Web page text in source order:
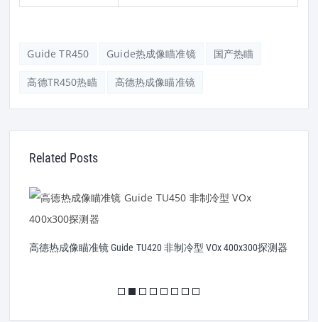
Guide TR450 Guide热成像瞄准镜 国产热瞄
高德TR450热瞄 高德热成像瞄准镜
Related Posts
高德热成像瞄准镜 Guide TU420 非制冷型 VOx 400x300探测器